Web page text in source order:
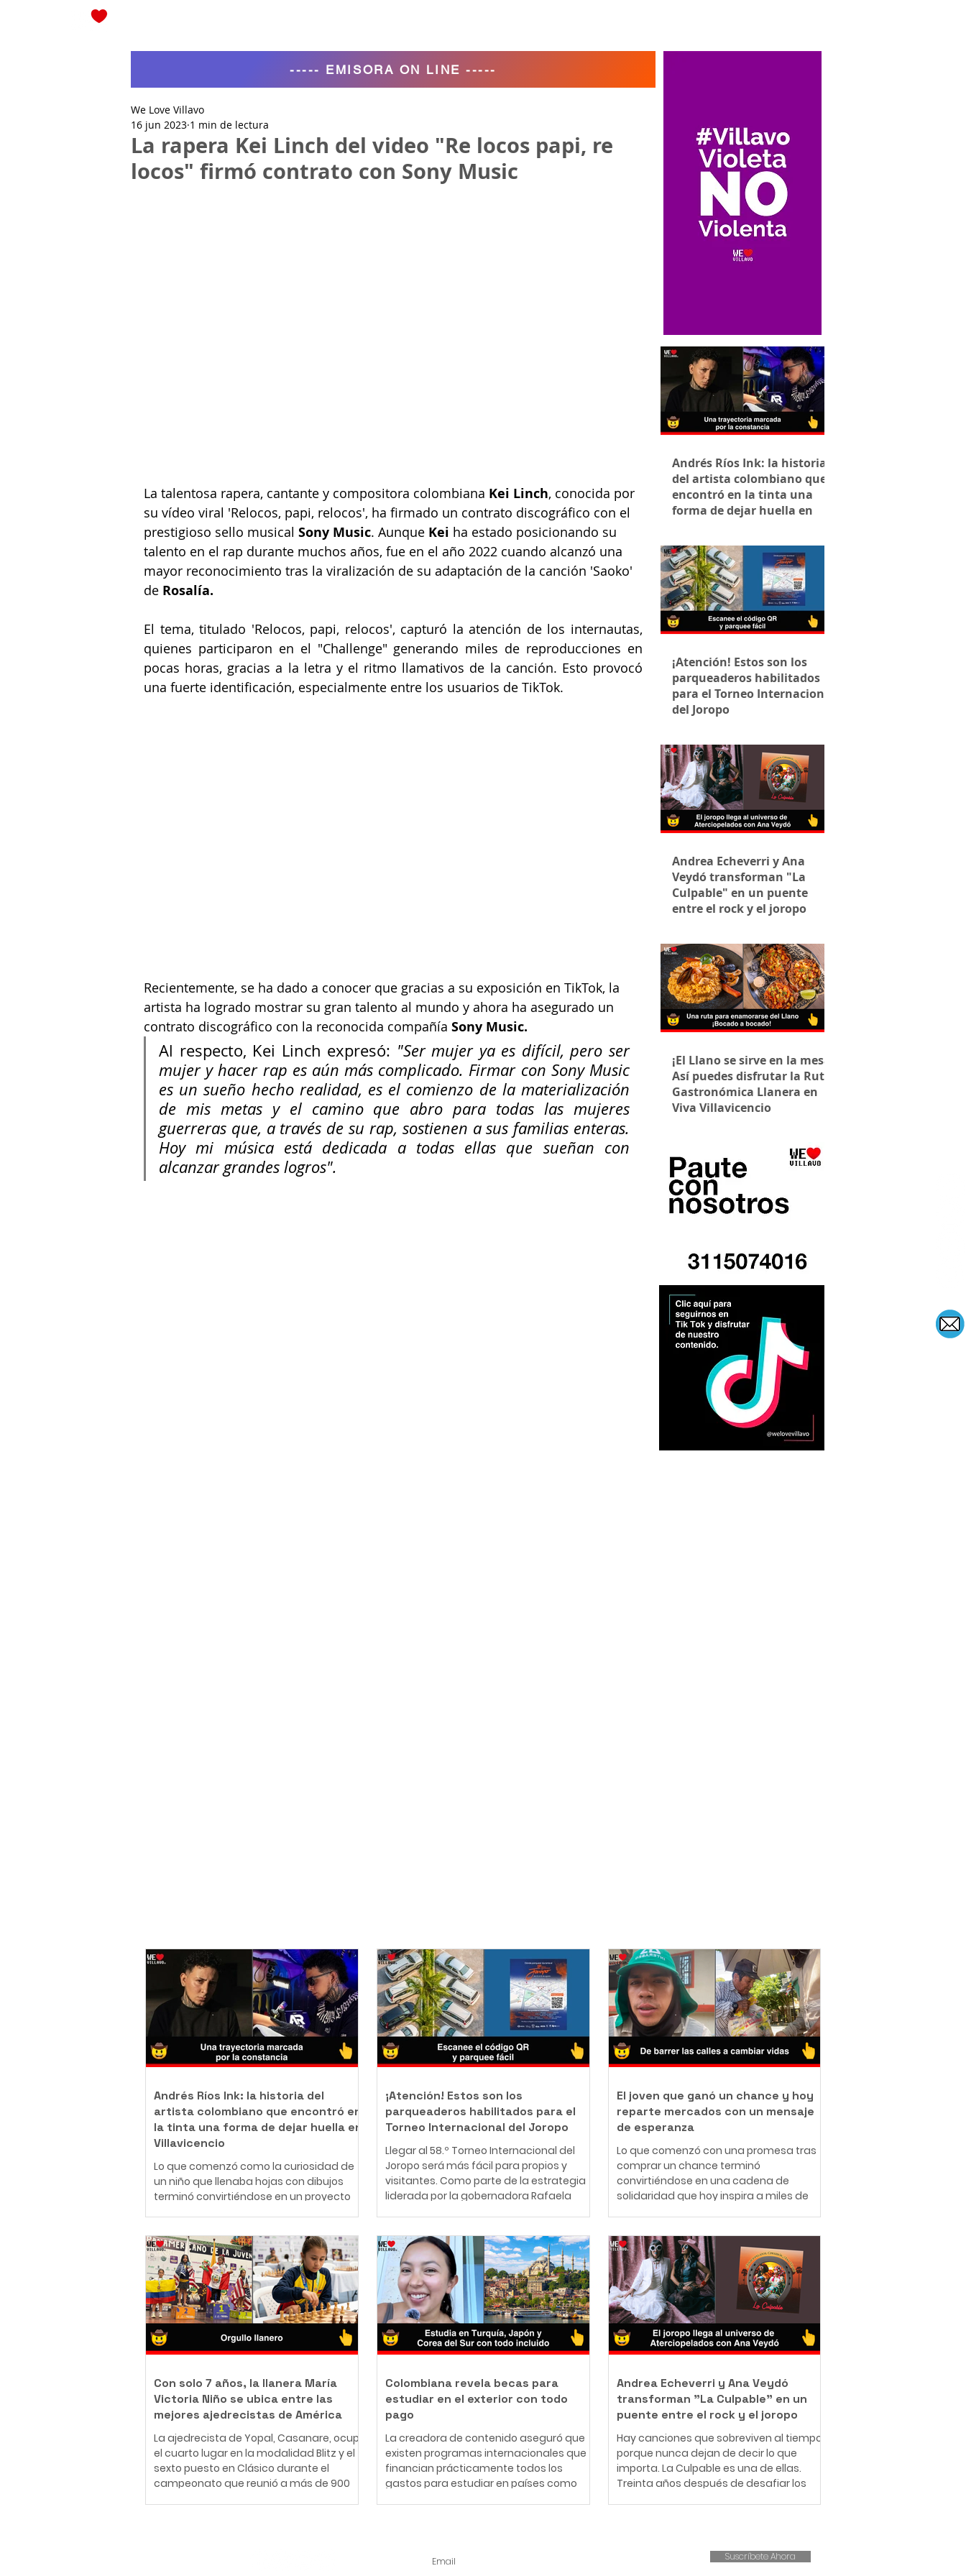
La rapera Kei Linch del video "Re locos papi, re
locos" firmó contrato con Sony Music
We Love Villavo
16 jun 2023 1 min de lectura
La talentosa rapera, cantante y compositora colombiana Kei Linch, conocida por
su vídeo viral 'Relocos, papi, relocos', ha firmado un contrato discográfico con el
prestigioso sello musical Sony Music. Aunque Kei ha estado posicionando su
talento en el rap durante muchos años, fue en el año 2022 cuando alcanzó una
mayor reconocimiento tras la viralización de su adaptación de la canción 'Saoko'
de Rosalía.
El tema, titulado 'Relocos, papi, relocos', capturó la atención de los internautas,
quienes participaron en el "Challenge" generando miles de reproducciones en
pocas horas, gracias a la letra y el ritmo llamativos de la canción. Esto provocó
una fuerte identificación, especialmente entre los usuarios de TikTok.
Recientemente, se ha dado a conocer que gracias a su exposición en TikTok, la
artista ha logrado mostrar su gran talento al mundo y ahora ha asegurado un
contrato discográfico con la reconocida compañía Sony Music.
Al respecto, Kei Linch expresó: "Ser mujer ya es difícil, pero ser
mujer y hacer rap es aún más complicado. Firmar con Sony Music
es un sueño hecho realidad, es el comienzo de la materialización
de mis metas y el camino que abro para todas las mujeres
guerreras que, a través de su rap, sostienen a sus familias enteras.
Hoy mi música está dedicada a todas ellas que sueñan con
alcanzar grandes logros".
----- EMISORA ON LINE -----
Andrés Ríos Ink: la historia
del artista colombiano que
encontró en la tinta una
forma de dejar huella en
¡Atención! Estos son los
parqueaderos habilitados
para el Torneo Internacional
del Joropo
Andrea Echeverri y Ana
Veydó transforman "La
Culpable" en un puente
entre el rock y el joropo
¡El Llano se sirve en la mesa!
Así puedes disfrutar la Ruta
Gastronómica Llanera en
Viva Villavicencio
Andrés Ríos Ink: la historia del
artista colombiano que encontró en
la tinta una forma de dejar huella en
Villavicencio
Lo que comenzó como la curiosidad de
un niño que llenaba hojas con dibujos
terminó convirtiéndose en un proyecto
como Andrés Ríos Ink, es un tatuador y
body piercer profesional colombiano que
ha construido una carrera en el mundo
del arte corporal, convencido de que el
tatuaje y el body piercing van mucho
más allá de la estética: son una forma de
inmortalizar historias, emociones y
momentos que acompañarán a
¡Atención! Estos son los
parqueaderos habilitados para el
Torneo Internacional del Joropo
Llegar al 58.º Torneo Internacional del
Joropo será más fácil para propios y
visitantes. Como parte de la estrategia
liderada por la gobernadora Rafaela
fiesta cultural del Llano, la Gobernación
del Meta articuló con ocho parqueaderos
privados de Villavicencio una alternativa
que facilitará el acceso vehicular a los
principales escenarios del evento. La
iniciativa permitirá a los asistentes
planificar
El joven que ganó un chance y hoy
reparte mercados con un mensaje
de esperanza
Lo que comenzó con una promesa tras
comprar un chance terminó
convirtiéndose en una cadena de
solidaridad que hoy inspira a miles de
conocido como "Panita", combina su
trabajo como barrendero en las calles de
Ibagué con una misión que resume en
una frase: "Bendecido para bendecir".
Desde muy pequeño, Leonardo entendió
lo que significa enfrentar dificultades
económicas. Creció en una familia de
escasos r
Con solo 7 años, la llanera María
Victoria Niño se ubica entre las
mejores ajedrecistas de América
La ajedrecista de Yopal, Casanare, ocupó
el cuarto lugar en la modalidad Blitz y el
sexto puesto en Clásico durante el
campeonato que reunió a más de 900
Colombiana revela becas para
estudiar en el exterior con todo
pago
La creadora de contenido aseguró que
existen programas internacionales que
financian prácticamente todos los
gastos para estudiar en países como
diversos programas de becas
Andrea Echeverri y Ana Veydó
transforman "La Culpable" en un
puente entre el rock y el joropo
Hay canciones que sobreviven al tiempo
porque nunca dejan de decir lo que
importa. La Culpable es una de ellas.
Treinta años después de desafiar los
acompañado por la voz indómita de Ana
Suscríbete Ahora